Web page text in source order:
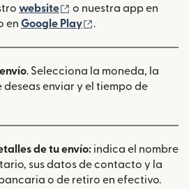
website (se abre en una
o nuestra app en
abre en una ventana nueva)
en Google Play (se abre en una
.
. Selecciona la moneda, la
enviar y el tiempo de
de tu envío: indica el nombre
sus datos de contacto y la
o de retiro en efectivo.